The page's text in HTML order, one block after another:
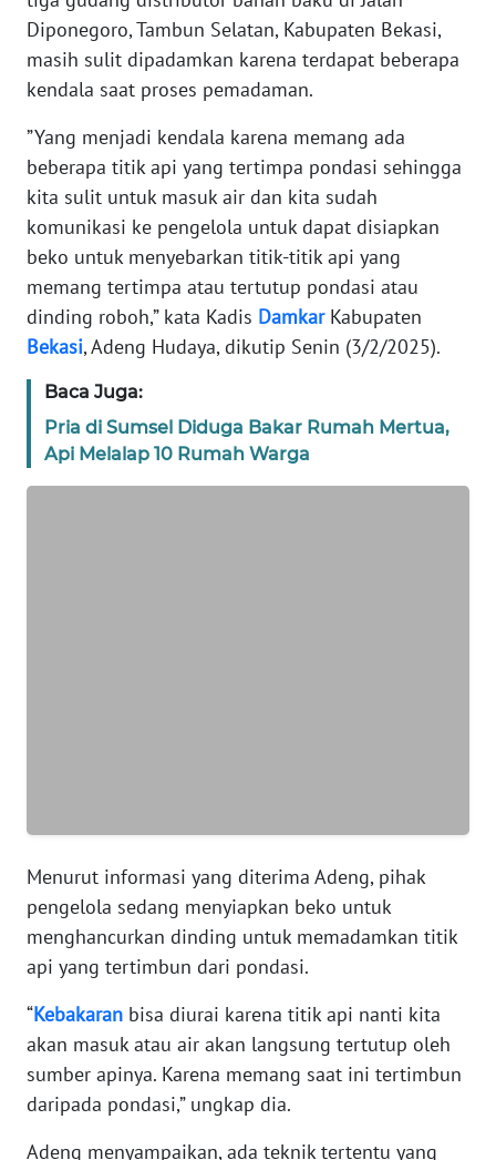
Diponegoro, Tambun Selatan, Kabupaten Bekasi,
masih sulit dipadamkan karena terdapat beberapa
kendala saat proses pemadaman.
”Yang menjadi kendala karena memang ada
beberapa titik api yang tertimpa pondasi sehingga
kita sulit untuk masuk air dan kita sudah
komunikasi ke pengelola untuk dapat disiapkan
beko untuk menyebarkan titik-titik api yang
memang tertimpa atau tertutup pondasi atau
dinding roboh,” kata Kadis DamkarKabupaten
Bekasi, Adeng Hudaya, dikutip Senin (3/2/2025).
Baca Juga:
Pria di Sumsel Diduga Bakar Rumah Mertua,
Api Melalap 10 Rumah Warga
Menurut informasi yang diterima Adeng, pihak
pengelola sedang menyiapkan beko untuk
menghancurkan dinding untuk memadamkan titik
api yang tertimbun dari pondasi.
“Kebakaran bisa diurai karena titik api nanti kita
akan masuk atau air akan langsung tertutup oleh
sumber apinya. Karena memang saat ini tertimbun
daripada pondasi,” ungkap dia.
Adeng menyampaikan, ada teknik tertentu yang
REDAKSI
KARIR
DISCLAIMER
Wahana
News
Regional
WN
SUMUT
JAKARTA
WN
JABAR
WN
PAPUA
BARAT
WN
SERAMBI